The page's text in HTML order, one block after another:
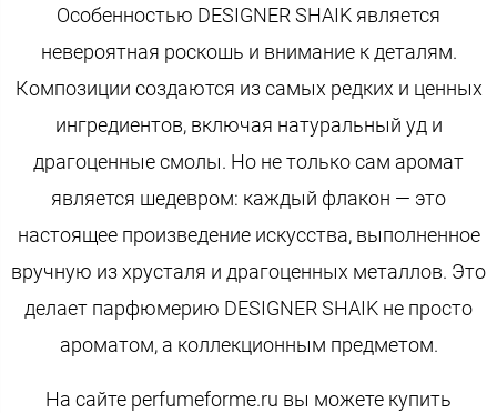
Особенностью DESIGNER SHAIK является
невероятная роскошь и внимание к деталям.
Композиции создаются из самых редких и ценных
ингредиентов, включая натуральный уд и
драгоценные смолы. Но не только сам аромат
является шедевром: каждый флакон — это
настоящее произведение искусства, выполненное
вручную из хрусталя и драгоценных металлов. Это
делает парфюмерию DESIGNER SHAIK не просто
ароматом, а коллекционным предметом.
На сайте perfumeforme.ru вы можете купить